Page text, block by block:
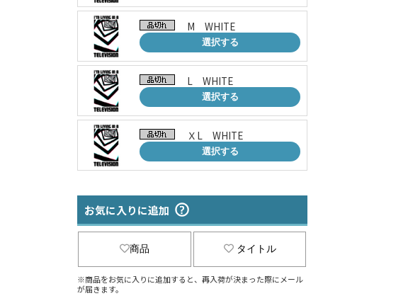
M WHITE
選択する
L WHITE
選択する
ＸL WHITE
選択する
お気に入りに追加
商品 タイトル
※商品をお気に入りに追加すると、再入荷が決まった際にメール
が届きます。